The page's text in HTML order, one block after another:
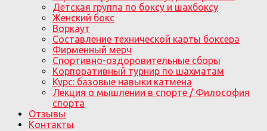
Детская группа по боксу и шахбоксу
Женский бокс
Воркаут
Составление технической карты боксера
Фирменный мерч
Спортивно-оздоровительные сборы
Корпоративный турнир по шахматам
Курс: базовые навыки катмена
Лекция о мышлении в спорте / Философия
спорта
Отзывы
Контакты